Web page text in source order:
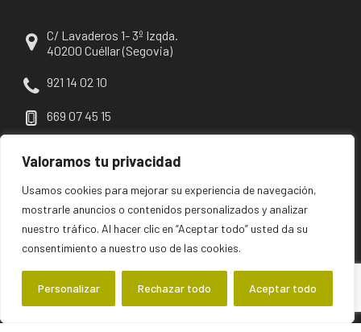
Valoramos tu privacidad
Usamos cookies para mejorar su experiencia de navegación,
mostrarle anuncios o contenidos personalizados y analizar
nuestro tráfico. Al hacer clic en “Aceptar todo” usted da su
consentimiento a nuestro uso de las cookies.
Personalizar Rechazar todo Aceptar todo
C/ Lavaderos 1- 3º Izqda.
40200 Cuéllar (Segovia)
921 14 02 10
669 07 45 15